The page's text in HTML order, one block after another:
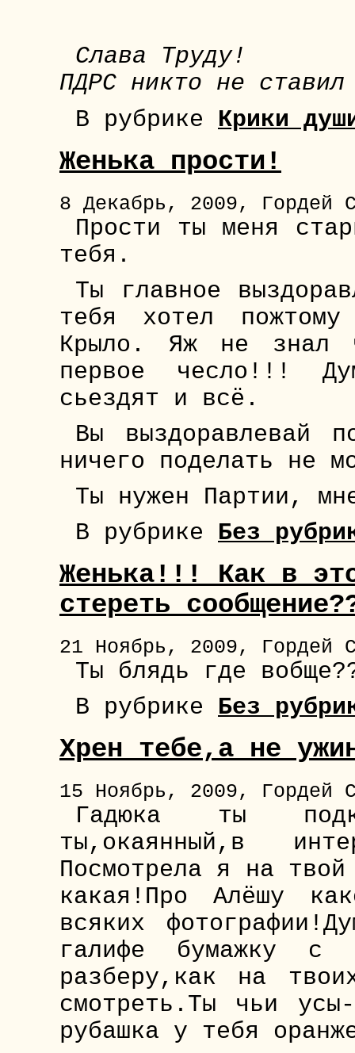
Слава Труду!
ПДРС никто не
В рубрике Крики
Женька прости!
8 Декабрь, 2009, Гордей
Прости ты меня
тебя.
Ты главное
тебя хотел
Крыло. Яж не знал
первое чесло!!!
сьездят и всё.
Вы выздоравлевай
ничего поделать не
Ты нужен Партии,
В рубрике Без
Женька!!! Как в
стереть
21 Ноябрь, 2009, Гордей
Ты блядь где
В рубрике Без
Хрен тебе,а не
15 Ноябрь, 2009, Гордей
Гадюка ты
ты,окаянный,в
Посмотрела я на
какая!Про Алёшу
всяких
галифе бумажку с
разберу,как на
смотреть.Ты чьи
рубашка у тебя